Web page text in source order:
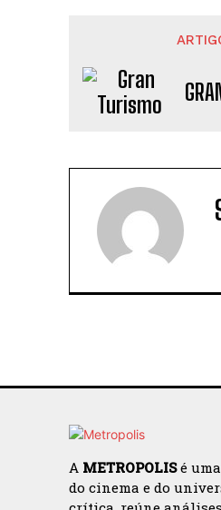
A METROPOLISé
do cinema e do